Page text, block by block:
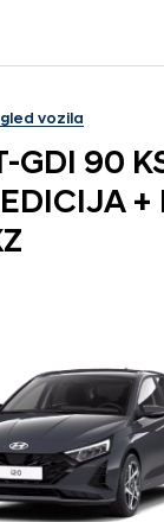
vozila
GDI 90
+